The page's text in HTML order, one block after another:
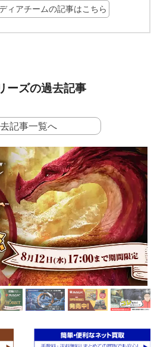
ィアチームの記事はこちら
ーズの過去記事
記事一覧へ